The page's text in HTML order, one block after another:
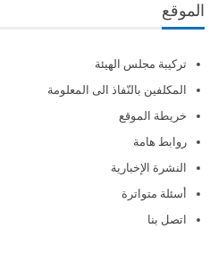
الموقع
تركيبة مجلس الهيئة
المكلفين بالنّفاذ الى المعلومة
خريطة الموقع
روابط هامة
النشرة الإخبارية
أسئلة متواترة
اتصل بنا